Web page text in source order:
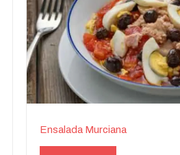
Ensalada Murciana